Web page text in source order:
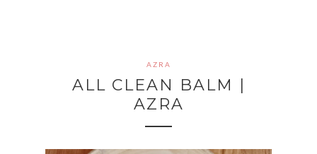
AZRA
ALL CLEAN BALM |
AZRA